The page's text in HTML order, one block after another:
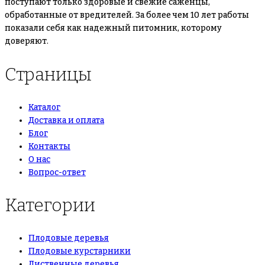
обработанные от вредителей. За более чем 10 лет работы
показали себя как надежный питомник, которому
доверяют.
Страницы
Каталог
Доставка и оплата
Блог
Контакты
О нас
Вопрос-ответ
Категории
Плодовые деревья
Плодовые курстарники